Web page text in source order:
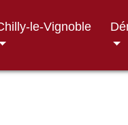
le-Vignoble